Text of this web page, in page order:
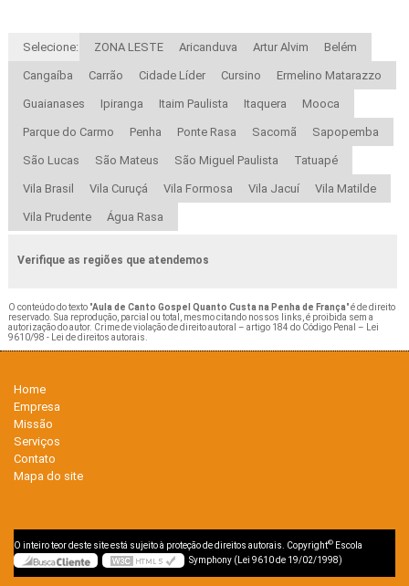
Selecione: ZONA LESTE Aricanduva Artur Alvim Belém
Cangaíba Carrão Cidade Líder Cursino Ermelino Matarazzo
Guaianases Ipiranga Itaim Paulista Itaquera Mooca
Parque do Carmo Penha Ponte Rasa Sacomã Sapopemba
São Lucas São Mateus São Miguel Paulista Tatuapé
Vila Brasil Vila Curuçá Vila Formosa Vila Jacuí Vila Matilde
Vila Prudente Água Rasa
Verifique as regiões que atendemos
O conteúdo do texto "Aula de Canto Gospel Quanto Custa na Penha de França" é de direito
reservado. Sua reprodução, parcial ou total, mesmo citando nossos links, é proibida sem a
autorização do autor. Crime de violação de direito autoral – artigo 184 do Código Penal –
Lei
9610/98 - Lei de direitos autorais
Home
Empresa
Missão
Serviços
Contato
Mapa do site
O inteiro teor deste site está sujeito à proteção de direitos autorais. Copyright© Escola
Symphony (Lei 9610 de 19/02/1998)